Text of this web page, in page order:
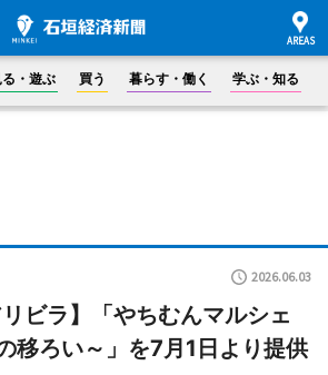
る・遊ぶ 買う 暮らす・働く 学ぶ・知る
2026.06.03
リビラ】「やちむんマルシェ
移ろい～」を7月1日より提供